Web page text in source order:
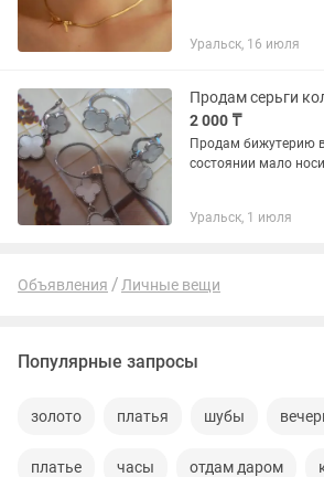
Уральск, 16 июля
Продам серьги
2 000 ₸
Продам бижутерию
состоянии мало
Уральск, 1 июля
Объявления Личные вещи
Популярные запросы
золото платья шубы
платье часы отдам даром